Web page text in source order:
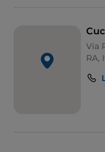
Via
RA,